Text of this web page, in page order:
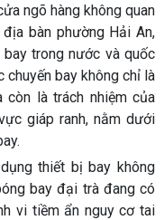
ngõ hàng không quan
bàn phường Hải An,
trong nước và quốc
bay không chỉ là
còn là trách nhiệm của
giáp ranh, nằm dưới
thiết bị bay không
bay đại trà đang có
vi tiềm ẩn nguy cơ tai